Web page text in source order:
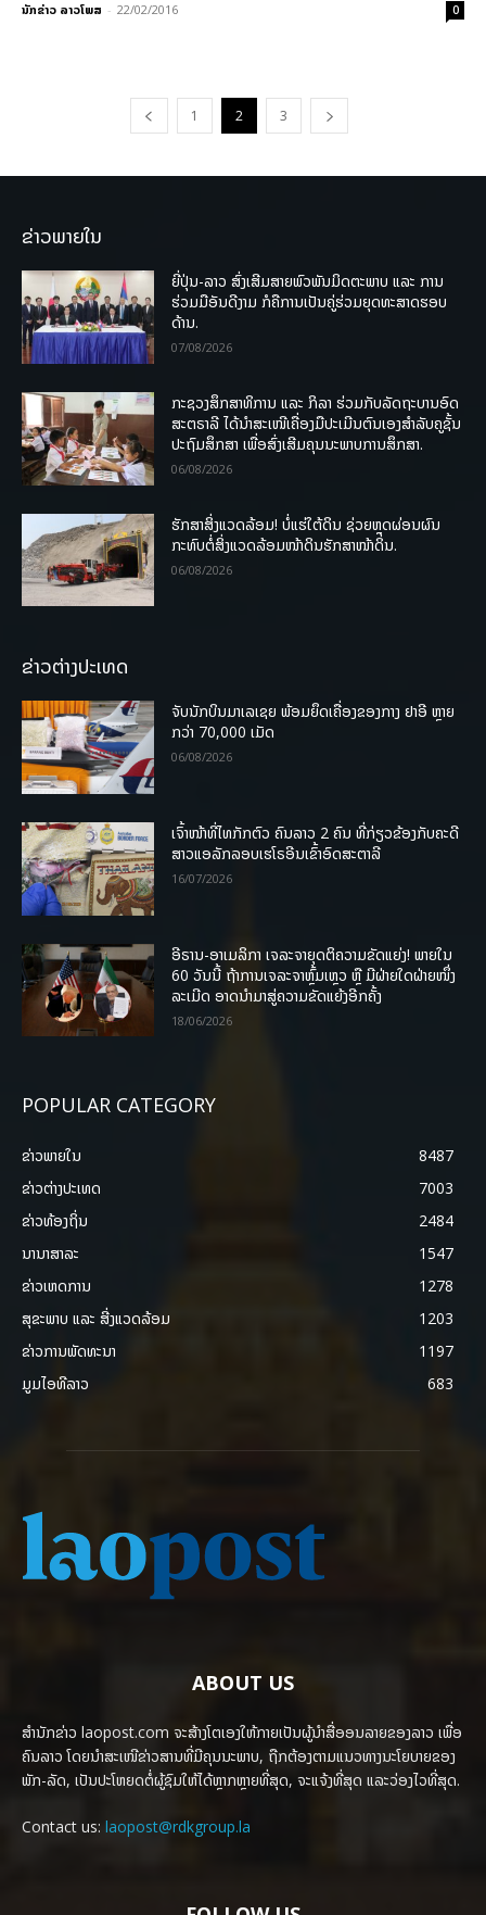
ນັກຂ່າວ ລາວໂພສ - 22/02/2016 0
1 2 3
ຂ່າວພາຍໃນ
ຍີ່ປຸ່ນ-ລາວ ສົ່ງເສີມສາຍພົວພັນມິດຕະພາບ ແລະ ການ
ຮ່ວມມືອັນດີງາມ ກໍຄືການເປັນຄູ່ຮ່ວມຍຸດທະສາດຮອບ
ດ້ານ.
07/08/2026
ກະຊວງສຶກສາທິການ ແລະ ກິລາ ຮ່ວມກັບລັດຖະບານອົດ
ສະຕຣາລີ ໄດ້ນຳສະເໜີເຄື່ອງມືປະເມີນຕົນເອງສຳລັບຄູຊັ້ນ
ປະຖົມສຶກສາ ເພື່ອສົ່ງເສີມຄຸນນະພາບການສຶກສາ.
06/08/2026
ຮັກສາສິ່ງແວດລ້ອມ! ບໍ່ແຮ່ໃຕ້ດິນ ຊ່ວຍຫຼຸດຜ່ອນຜົນ
ກະທົບຕໍ່ສິ່ງແວດລ້ອມໜ້າດິນຮັກສາໜ້າດິນ.
06/08/2026
ຂ່າວຕ່າງປະເທດ
ຈັບນັກບິນມາເລເຊຍ ພ້ອມຍຶດເຄື່ອງຂອງກາງ ຢາອີ ຫຼາຍ
ກວ່າ 70,000 ເມັດ
06/08/2026
ເຈົ້າໜ້າທີ່ໄທກັກຕົວ ຄົນລາວ 2 ຄົນ ທີ່ກ່ຽວຂ້ອງກັບຄະດີ
ສາວແອລັກລອບເຮໂຣອີນເຂົ້າອົດສະຕາລີ
16/07/2026
ອີຣານ-ອາເມລິກາ ເຈລະຈາຍຸດຕິຄວາມຂັດແຍ່ງ! ພາຍໃນ
60 ວັນນີ້ ຖ້າການເຈລະຈາຫຼົ້ມເຫຼວ ຫຼື ມີຝ່າຍໃດຝ່າຍໜຶ່ງ
ລະເມີດ ອາດນໍາມາສູ່ຄວາມຂັດແຍ້ງອີກຄັ້ງ
18/06/2026
POPULAR CATEGORY
ຂ່າວພາຍ​ໃນ
8487
ຂ່າວຕ່າງປະເທດ
7003
ຂ່າວທ້ອງຖິ່ນ
2484
ນານາສາລະ
1547
ຂ່າວເຫດການ
1278
ສຸຂະພາບ ແລະ ສີ່ງແວດລ້ອມ
1203
ຂ່າວການພັດທະນາ
1197
ມູມໄອທີລາວ
683
ABOUT US
ສຳນັກຂ່າວ laopost.com ຈະສ້າງໂຕເອງໃຫ້ກາຍເປັນຜູ້ນຳສື່ອອນລາຍຂອງລາວ ເພື່ອ
ຄົນລາວ ໂດຍນຳສະເໜີຂ່າວສານທີ່ມີຄຸນນະພາບ, ຖືກຕ້ອງຕາມແນວທາງນະໂຍບາຍຂອງ
ພັກ-ລັດ, ເປັນປະໂຫຍດຕໍ່ຜູ້ຊົມໃຫ້ໄດ້ຫຼາກຫຼາຍທີ່ສຸດ, ຈະແຈ້ງທີ່ສຸດ ແລະວ່ອງໄວທີ່ສຸດ.
Contact us: laopost@rdkgroup.la